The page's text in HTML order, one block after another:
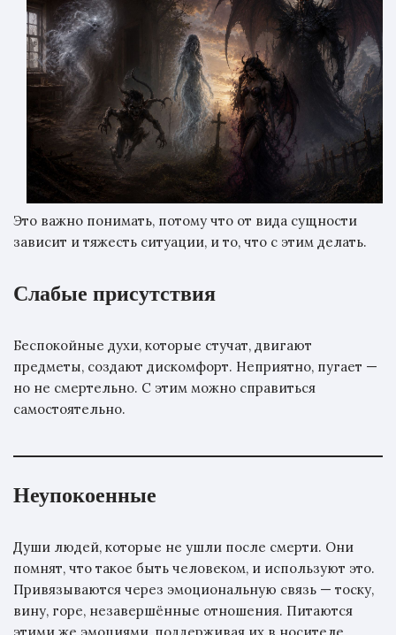
Это важно понимать, потому что от вида сущности
зависит и тяжесть ситуации, и то, что с этим делать.
Слабые присутствия
Беспокойные духи, которые стучат, двигают
предметы, создают дискомфорт. Неприятно, пугает —
но не смертельно. С этим можно справиться
самостоятельно.
Неупокоенные
Души людей, которые не ушли после смерти. Они
помнят, что такое быть человеком, и используют это.
Привязываются через эмоциональную связь — тоску,
вину, горе, незавершённые отношения. Питаются